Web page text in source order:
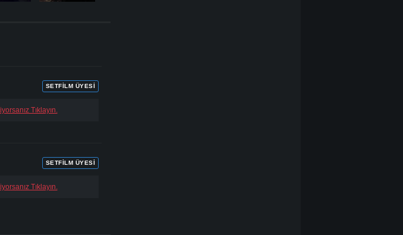
SETFILM ÜYESI
Tıklayın.
SETFILM ÜYESI
Tıklayın.